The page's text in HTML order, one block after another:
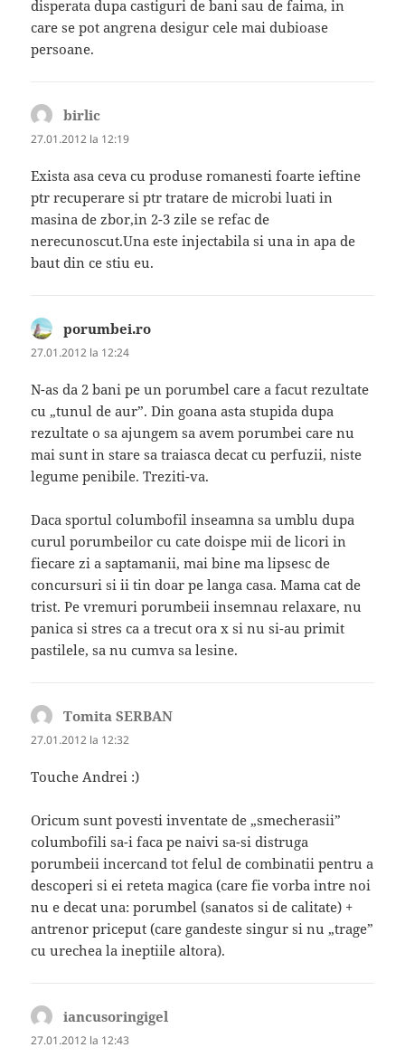
disperata dupa castiguri de bani sau de faima, in
care se pot angrena desigur cele mai dubioase
persoane.
birlic
27.01.2012 la 12:19
Exista asa ceva cu produse romanesti foarte ieftine
ptr recuperare si ptr tratare de microbi luati in
masina de zbor,in 2-3 zile se refac de
nerecunoscut.Una este injectabila si una in apa de
baut din ce stiu eu.
porumbei.ro
27.01.2012 la 12:24
N-as da 2 bani pe un porumbel care a facut rezultate
cu „tunul de aur”. Din goana asta stupida dupa
rezultate o sa ajungem sa avem porumbei care nu
mai sunt in stare sa traiasca decat cu perfuzii, niste
legume penibile. Treziti-va.
Daca sportul columbofil inseamna sa umblu dupa
curul porumbeilor cu cate doispe mii de licori in
fiecare zi a saptamanii, mai bine ma lipsesc de
concursuri si ii tin doar pe langa casa. Mama cat de
trist. Pe vremuri porumbeii insemnau relaxare, nu
panica si stres ca a trecut ora x si nu si-au primit
pastilele, sa nu cumva sa lesine.
Tomita SERBAN
27.01.2012 la 12:32
Touche Andrei :)
Oricum sunt povesti inventate de „smecherasii”
columbofili sa-i faca pe naivi sa-si distruga
porumbeii incercand tot felul de combinatii pentru a
descoperi si ei reteta magica (care fie vorba intre noi
nu e decat una: porumbel (sanatos si de calitate) +
antrenor priceput (care gandeste singur si nu „trage”
cu urechea la ineptiile altora).
iancusoringigel
27.01.2012 la 12:43